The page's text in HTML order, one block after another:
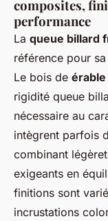
composites,
performance
La queue billard
référence pour
Le bois de
rigidité queue
nécessaire au
intègrent parfois
combinant
exigeants en
finitions sont
incrustations